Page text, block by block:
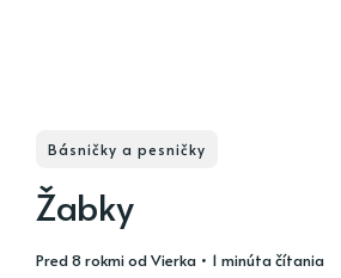
Básničky a pesničky
Žabky
pred 8 rokmiodVierka • 1 minúta čítania